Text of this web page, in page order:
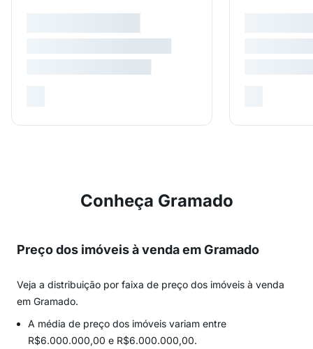
Conheça Gramado
Preço dos imóveis à venda em Gramado
Veja a distribuição por faixa de preço dos imóveis à venda
em Gramado.
A média de preço dos imóveis variam entre
R$6.000.000,00 e R$6.000.000,00.